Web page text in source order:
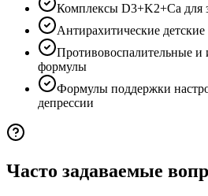
Комплексы D3+K2+Ca для
Антирахитические
Противовоспалительные
формулы
Формулы поддержки
депрессии
Часто задаваемые